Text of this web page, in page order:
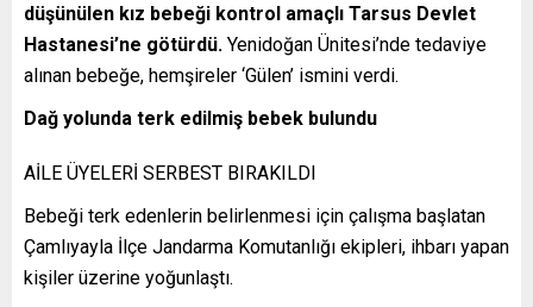
düşünülen kız bebeği kontrol amaçlı Tarsus Devlet
Hastanesi’ne götürdü. Yenidoğan Ünitesi’nde tedaviye
alınan bebeğe, hemşireler ‘Gülen’ ismini verdi.
Dağ yolunda terk edilmiş bebek bulundu
AİLE ÜYELERİ SERBEST BIRAKILDI
Bebeği terk edenlerin belirlenmesi için çalışma başlatan
Çamlıyayla İlçe Jandarma Komutanlığı ekipleri, ihbarı yapan
kişiler üzerine yoğunlaştı.